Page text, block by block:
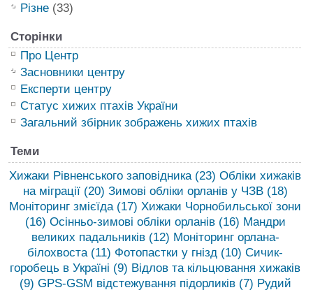
Різне(33)
Сторінки
Про Центр
Засновники центру
Експерти центру
Статус хижих птахів України
Загальний збірник зображень хижих птахів
Теми
Хижаки Рівненського заповідника(23) Обліки хижаків
на міграції(20) Зимові обліки орланів у ЧЗВ(18)
Моніторинг змієїда(17) Хижаки Чорнобильської зони
(16) Осінньо-зимові обліки орланів(16) Мандри
великих падальників(12) Моніторинг орлана-
білохвоста(11) Фотопастки у гнізд (10) Сичик-
горобець в Україні (9) Відлов та кільцювання хижаків
(9) GPS-GSM відстежування підорликів(7) Рудий